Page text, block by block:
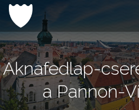
Ugrás
tartalomhoz
Aknafedlap-
a Pannon-